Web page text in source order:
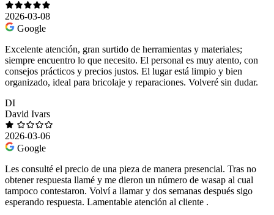
2026-03-08
Google
Excelente atención, gran surtido de herramientas y materiales;
siempre encuentro lo que necesito. El personal es muy atento, con
consejos prácticos y precios justos. El lugar está limpio y bien
organizado, ideal para bricolaje y reparaciones. Volveré sin dudar.
DI
David Ivars
2026-03-06
Google
Les consulté el precio de una pieza de manera presencial. Tras no
obtener respuesta llamé y me dieron un número de wasap al cual
tampoco contestaron. Volví a llamar y dos semanas después sigo
esperando respuesta. Lamentable atención al cliente .